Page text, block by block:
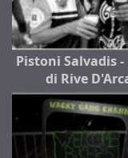
Pistoni Salvadis -
di Rive